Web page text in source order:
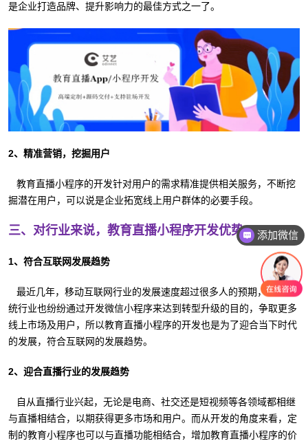
是企业打造品牌、提升影响力的最佳方式之一了。
2、精准营销，挖掘用户
教育直播小程序的开发针对用户的需求精准提供相关服务，不断挖
掘潜在用户，可以说是企业拓宽线上用户群体的必要手段。
三、对行业来说，教育直播小程序开发优势
1、符合互联网发展趋势
最近几年，移动互联网行业的发展速度超过很多人的预期，众多传
统行业也纷纷通过开发微信小程序来达到转型升级的目的，争取更多
线上市场及用户，所以教育直播小程序的开发也是为了迎合当下时代
的发展，符合互联网的发展趋势。
2、迎合直播行业的发展趋势
自从直播行业兴起，无论是电商、社交还是短视频等各领域都相继
与直播相结合，以期获得更多市场和用户。而从开发的角度来看，定
制的教育小程序也可以与直播功能相结合，增加教育直播小程序的价
添加微信